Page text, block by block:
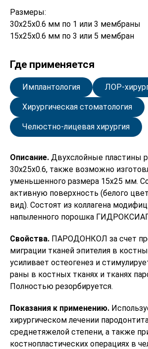
Размеры:
30х25х0.6 мм по 1 или 3 мембраны
15х25х0.6 мм по 3 или 5 мембран
Где применяется
Имплантология ЛОР-
Хирургическая стоматология
Челюстно-лицевая хирургия
Описание. Двухслойные пластины
30х25х0.6, также возможно
уменьшенного размера 15х25 мм.
активную поверхность (белого
вид). Состоят из коллагена
напыленного порошка
Свойства. ПАРОДОНКОЛ за счет
миграции тканей эпителия в
усиливает остеогенез и
раны в костных тканях и тканях
Полностью резорбируется.
Показания к применению.
хирургическом лечении
среднетяжелой степени, а также
костнопластических операциях в